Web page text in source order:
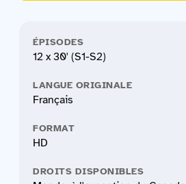
ÉPISODES
12 x 30' (S1-S2)
LANGUE ORIGINALE
Français
FORMAT
HD
DROITS DISPONIBLES